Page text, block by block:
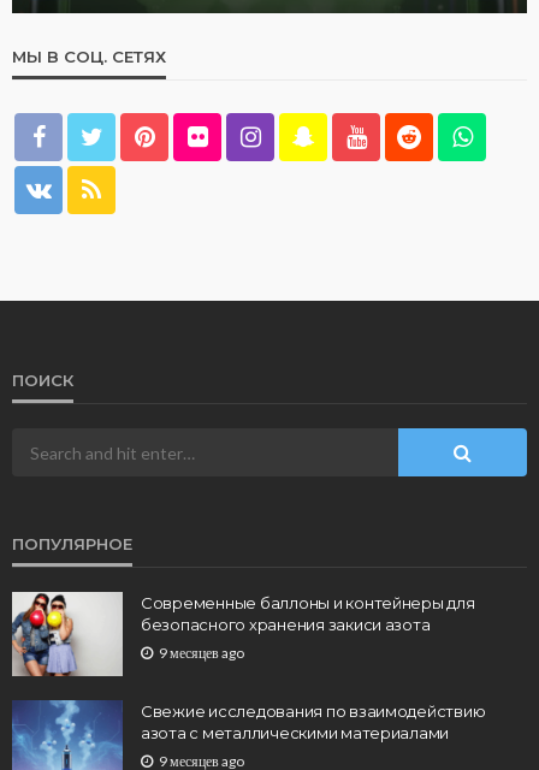
МЫ В СОЦ. СЕТЯХ
ПОИСК
ПОПУЛЯРНОЕ
Современные баллоны и контейнеры для
безопасного хранения закиси азота
9 месяцев ago
Свежие исследования по взаимодействию
азота с металлическими материалами
9 месяцев ago